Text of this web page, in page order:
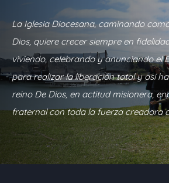
La Iglesia Diocesana, caminando
Dios, quiere crecer siempre en
viviendo, celebrando y anunciando el
para realizar la liberación total y así
reino De Dios, en actitud misionera,
fraternal con toda la fuerza creadora